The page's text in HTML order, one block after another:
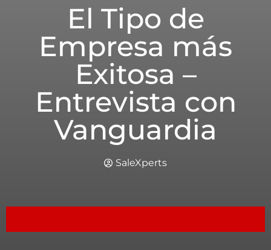
El Tipo de
Empresa más
Exitosa –
Entrevista con
Vanguardia
SaleXperts